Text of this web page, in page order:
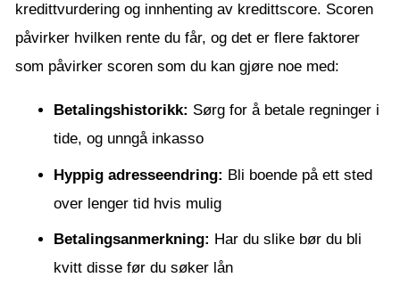
kredittvurdering og innhenting av kredittscore. Scoren
påvirker hvilken rente du får, og det er flere faktorer
som påvirker scoren som du kan gjøre noe med:
Betalingshistorikk: Sørg for å betale regninger i
tide, og unngå inkasso
Hyppig adresseendring: Bli boende på ett sted
over lenger tid hvis mulig
Betalingsanmerkning: Har du slike bør du bli
kvitt disse før du søker lån